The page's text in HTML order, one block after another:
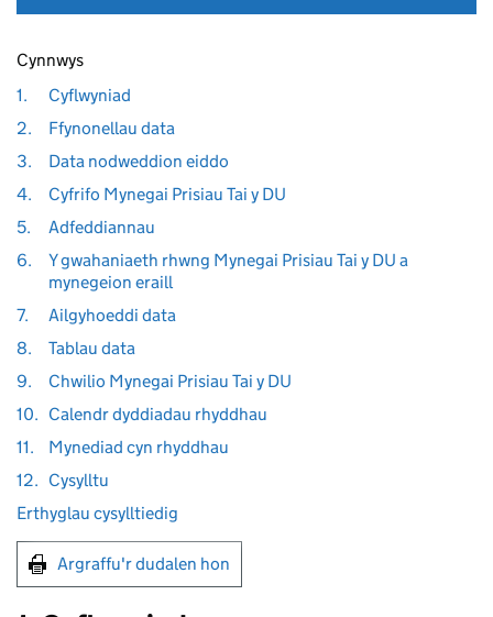
Cynnwys
1.
Cyflwyniad
2.
Ffynonellau data
3.
Data nodweddion eiddo
4.
Cyfrifo Mynegai Prisiau Tai y DU
5.
Adfeddiannau
6.
Y gwahaniaeth rhwng Mynegai Prisiau Tai y DU a
mynegeion eraill
7.
Ailgyhoeddi data
8.
Tablau data
9.
Chwilio Mynegai Prisiau Tai y DU
10. Calendr dyddiadau rhyddhau
11.
Mynediad cyn rhyddhau
12. Cysylltu
Erthyglau cysylltiedig
Argraffu'r dudalen hon